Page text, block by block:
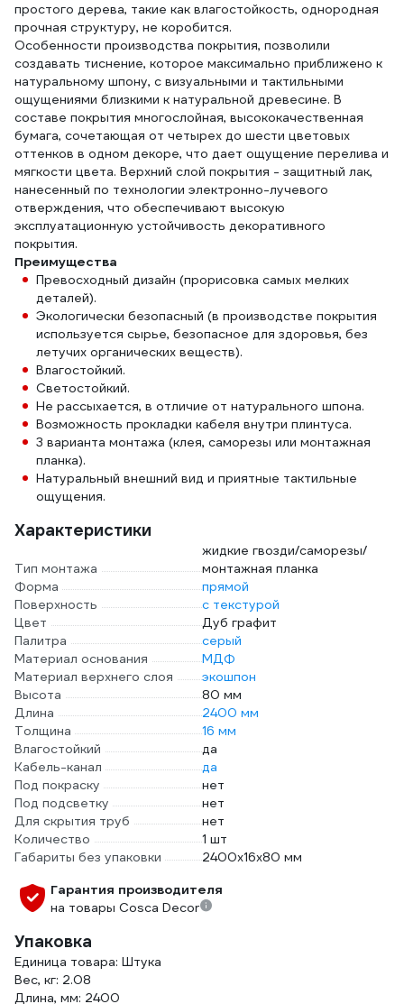
простого дерева, такие как влагостойкость, однородная
прочная структуру, не коробится.
Особенности производства покрытия, позволили
создавать тиснение, которое максимально приближено к
натуральному шпону, с визуальными и тактильными
ощущениями близкими к натуральной древесине. В
составе покрытия многослойная, высококачественная
бумага, сочетающая от четырех до шести цветовых
оттенков в одном декоре, что дает ощущение перелива и
мягкости цвета. Верхний слой покрытия - защитный лак,
нанесенный по технологии электронно-лучевого
отверждения, что обеспечивают высокую
эксплуатационную устойчивость декоративного
покрытия.
Преимущества
Превосходный дизайн (прорисовка самых мелких
деталей).
Экологически безопасный (в производстве покрытия
используется сырье, безопасное для здоровья, без
летучих органических веществ).
Влагостойкий.
Светостойкий.
Не рассыхается, в отличие от натурального шпона.
Возможность прокладки кабеля внутри плинтуса.
3 варианта монтажа (клея, саморезы или монтажная
планка).
Натуральный внешний вид и приятные тактильные
ощущения.
Характеристики
Тип монтажа
жидкие гвозди/саморезы/
монтажная планка
Форма
прямой
Поверхность
с текстурой
Цвет
Дуб графит
Палитра
серый
Материал основания
МДФ
Материал верхнего слоя
экошпон
Высота
80 мм
Длина
2400 мм
Толщина
16 мм
Влагостойкий
да
Кабель-канал
да
Под покраску
нет
Под подсветку
нет
Для скрытия труб
нет
Количество
1 шт
Габариты без упаковки
2400х16х80 мм
Гарантия производителя
на товары Cosca Decor
Упаковка
Единица товара: Штука
Вес, кг: 2.08
Длина, мм: 2400